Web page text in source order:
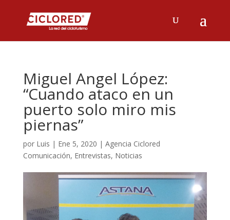
Miguel Angel López:
“Cuando ataco en un
puerto solo miro mis
piernas”
por Luis | Ene 5, 2020 | Agencia Ciclored
Comunicación, Entrevistas, Noticias